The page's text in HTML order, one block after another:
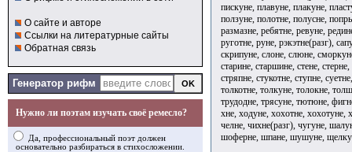
О сайте и авторе
Ссылки на литературные сайты
Обратная связь
Генератор рифм
Нужно ли поэтам изучать своё ремесло?
Да, профессиональный поэт должен
основательно разбираться в стихосложении.
пискуне, плавуне, плакуне,
ползуне, полотне, полусне,
размазне, ребятне, ревуне,
руготне, руне, рэкэтне(разг),
скрипуне, слоне, слюне,
старине, старшине, стене,
стряпне, стукотне, ступне,
толкотне, толкуне, толокне,
трудодне, трясуне, тютюне,
хне, ходуне, хохотне, хохотуне,
челне, чихне(разг), чугуне,
шоферне, шпане, шушуне,